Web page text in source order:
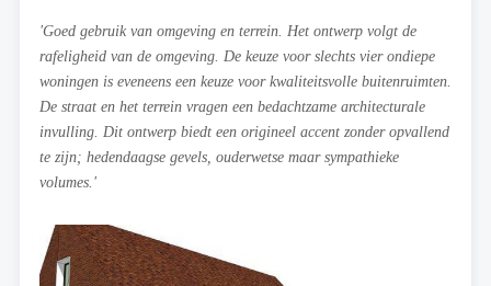
'Goed gebruik van omgeving en terrein. Het ontwerp volgt de
rafeligheid van de omgeving. De keuze voor slechts vier ondiepe
woningen is eveneens een keuze voor kwaliteitsvolle buitenruimten.
De straat en het terrein vragen een bedachtzame architecturale
invulling. Dit ontwerp biedt een origineel accent zonder opvallend
te zijn; hedendaagse gevels, ouderwetse maar sympathieke
volumes.'